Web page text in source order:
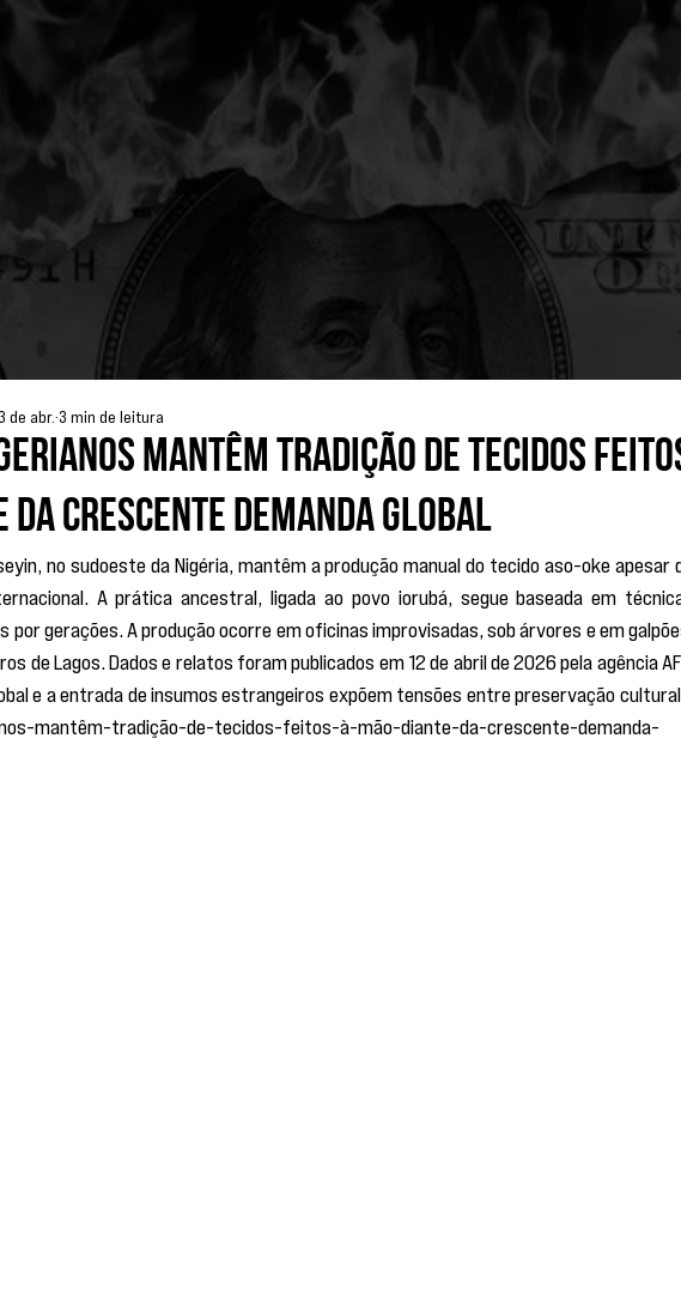
mantêm tradição de tecidos
da crescente demanda global
de abr.3 min de leitura
no sudoeste da Nigéria, mantêm a produção manual do tecido aso-oke apesar
A prática ancestral, ligada ao povo iorubá, segue baseada em
gerações. A produção ocorre em oficinas improvisadas, sob árvores e em
de Lagos. Dados e relatos foram publicados em 12 de abril de 2026 pela agência
e a entrada de insumos estrangeiros expõem tensões entre preservação
mantêm-tradição-de-tecidos-feitos-à-mão-diante-da-crescente-demanda-